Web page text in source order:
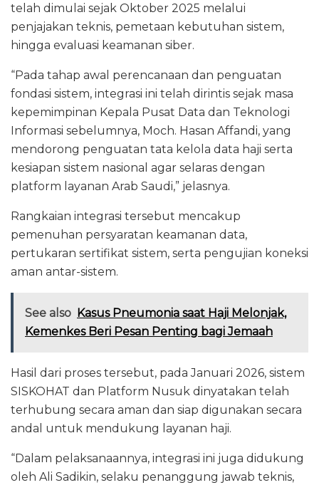
telah dimulai sejak Oktober 2025 melalui
penjajakan teknis, pemetaan kebutuhan sistem,
hingga evaluasi keamanan siber.
“Pada tahap awal perencanaan dan penguatan
fondasi sistem, integrasi ini telah dirintis sejak masa
kepemimpinan Kepala Pusat Data dan Teknologi
Informasi sebelumnya, Moch. Hasan Affandi, yang
mendorong penguatan tata kelola data haji serta
kesiapan sistem nasional agar selaras dengan
platform layanan Arab Saudi,” jelasnya.
Rangkaian integrasi tersebut mencakup
pemenuhan persyaratan keamanan data,
pertukaran sertifikat sistem, serta pengujian koneksi
aman antar-sistem.
See also Kasus Pneumonia saat Haji Melonjak,
Kemenkes Beri Pesan Penting bagi Jemaah
Hasil dari proses tersebut, pada Januari 2026, sistem
SISKOHAT dan Platform Nusuk dinyatakan telah
terhubung secara aman dan siap digunakan secara
andal untuk mendukung layanan haji.
“Dalam pelaksanaannya, integrasi ini juga didukung
oleh Ali Sadikin, selaku penanggung jawab teknis,